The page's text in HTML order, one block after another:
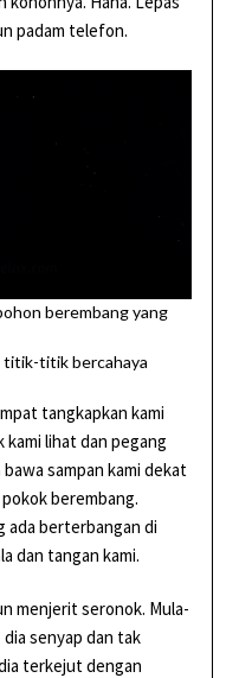
padam telefon.
berembang yang
titik-titik bercahaya
tangkapkan kami
lihat dan pegang
sampan kami dekat
berembang.
ada berterbangan di
dan tangan kami.
menjerit seronok. Mula-
senyap dan tak
terkejut dengan